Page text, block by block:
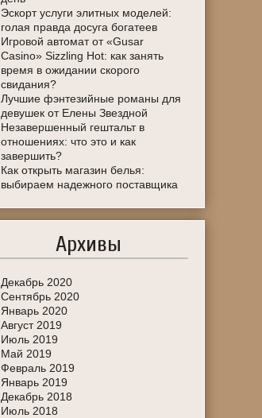
Эскорт услуги элитных моделей:
голая правда досуга богатеев
Игровой автомат от «Gusar
Casino» Sizzling Hot: как занять
время в ожидании скорого
свидания?
Лучшие фэнтезийные романы для
девушек от Елены Звездной
Незавершенный гештальт в
отношениях: что это и как
завершить?
Как открыть магазин белья:
выбираем надежного поставщика
Архивы
Декабрь 2020
Сентябрь 2020
Январь 2020
Август 2019
Июль 2019
Май 2019
Февраль 2019
Январь 2019
Декабрь 2018
Июль 2018